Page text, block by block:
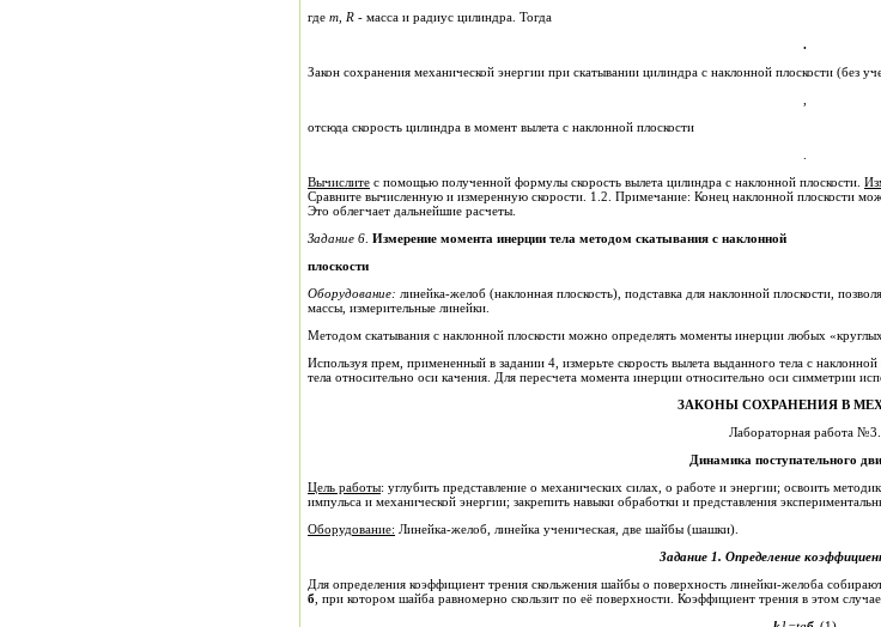
где m R - масса и радиус цилиндра. Тогда
.
Закон сохранения механической энергии при скатывании цилиндра с наклонной плоскости (без
отсюда скорость цилиндра в момент вылета с наклонной плоскости
Вычислите с помощью полученной формулы скорость вылета цилиндра с наклонной плоскости.
Сравните вычисленную и измеренную скорости. 1.2. Примечание: Конец наклонной плоскости
Это облегчает дальнейшие расчеты.
Задание 6 Измерение момента инерции тела методом скатывания с наклонной
плоскости
Оборудование: линейка-желоб (наклонная плоскость), подставка для наклонной плоскости,
массы, измерительные линейки.
Методом скатывания с наклонной плоскости можно определять моменты инерции любых
Используя прем, примененный в задании 4, измерьте скорость вылета выданного тела с
тела относительно оси качения. Для пересчета момента инерции относительно оси симметрии
ЗАКОНЫ
Лабораторная работа №3.
Динамика поступательного
Цель работы: углубить представление о механических силах, о работе и энергии; освоить
импульса и механической энергии; закрепить навыки обработки и представления
Оборудование:
Линейка-желоб, линейка ученическая, две шайбы (шашки).
Задание 1. Определение
Для определения
б
, при котором шайба равномерно